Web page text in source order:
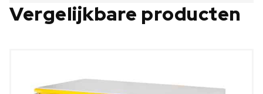
Vergelijkbare producten